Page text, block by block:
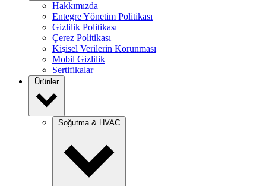
Hakkımızda
Entegre Yönetim Politikası
Gizlilik Politikası
Çerez Politikası
Kişisel Verilerin Korunması
Mobil Gizlilik
Sertifikalar
Ürünler
Soğutma & HVAC